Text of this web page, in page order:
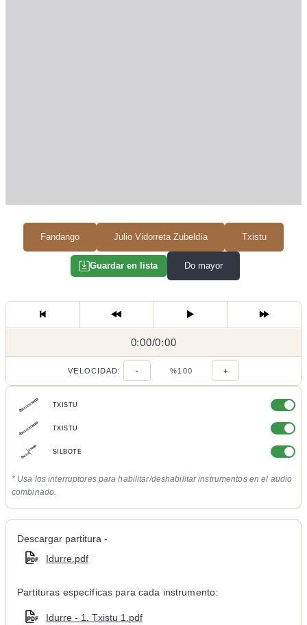
Fandango Julio Vidorreta Zubeldía Txistu
Guardar en lista Do mayor
0:00/
0:00/0:00
VELOCIDAD: - %100 +
TXISTU
TXISTU
SILBOTE
* Usa los interruptores para habilitar/deshabilitar instrumentos en el audio
combinado.
Descargar partitura -
Idurre.pdf
Partituras específicas para cada instrumento:
Idurre - 1. Txistu 1.pdf